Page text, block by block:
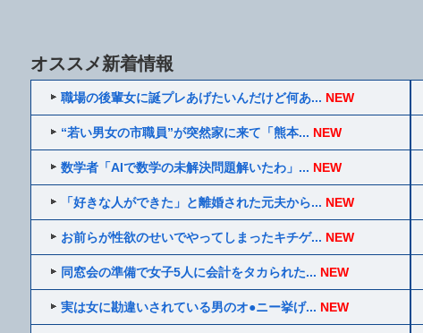
オススメ新着情報
職場の後輩女に誕プレあげたいんだけど何あ... NEW
“若い男女の市職員”が突然家に来て「熊本... NEW
数学者「AIで数学の未解決問題解いたわ」... NEW
「好きな人ができた」と離婚された元夫から... NEW
お前らが性欲のせいでやってしまったキチゲ... NEW
同窓会の準備で女子5人に会計をタカられた... NEW
実は女に勘違いされている男のオ●ニー挙げ... NEW